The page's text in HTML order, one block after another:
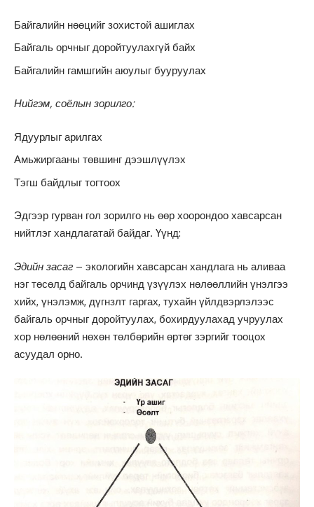
Байгалийн нөөцийг зохистой ашиглах
Байгаль орчныг доройтуулахгүй байх
Байгалийн гамшгийн аюулыг бууруулах
Нийгэм, соёлын зорилго:
Ядуурлыг арилгах
Амьжиргааны төвшинг дээшлүүлэх
Тэгш байдлыг тогтоох
Эдгээр гурван гол зорилго нь өөр хоорондоо хавсарсан
нийтлэг хандлагатай байдаг. Үүнд:
Эдийн засаг – экологийн хавсарсан хандлага нь аливаа
нэг төсөлд байгаль орчинд үзүүлэх нөлөөллийн үнэлгээ
хийх, үнэлэмж, дүгнзлт гаргах, тухайн үйлдвэрлэлээс
байгаль орчныг доройтуулах, бохирдуулахад учруулах
хор нөлөөний нөхөн төлбөрийн өртөг зэргийг тооцох
асуудал орно.